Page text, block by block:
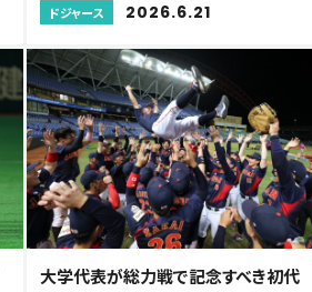
ドジャース 2026.6.21
大学代表が総力戦で記念すべき初代